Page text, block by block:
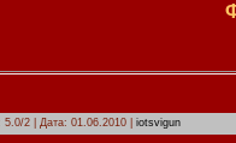
2 | Дата: 01.06.2010 | iotsvigun